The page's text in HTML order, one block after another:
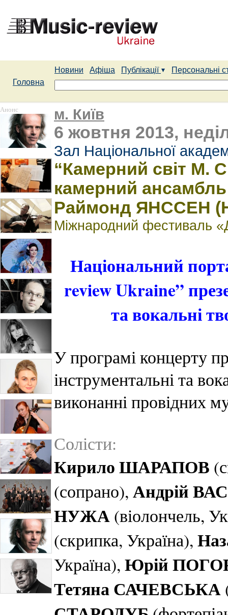
Новини Афіша Публікації
Персональні
Головна
Анонс м. Київ
6 жовтня 2013,
Зал Національної
“Камерний світ М.
камерний ансамбль
Раймонд ЯНССЕН
Міжнародний фестиваль
Національний
review Ukraine”
та вокальні
У програмі концерту
інструментальні та
виконанні провідних
Солісти:
Кирило ШАРАПОВ
(сопрано), Андрій
НУЖА (віолончель,
(скрипка, Україна),
Україна), Юрій
Тетяна САЧЕВСЬКА